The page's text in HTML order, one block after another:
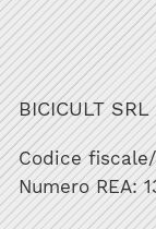
BICICULT SRL
Codice
Numero REA: